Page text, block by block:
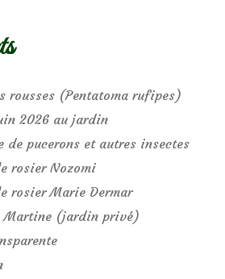
rousses (Pentatoma rufipes)
2026 au jardin
de pucerons et autres insectes
rosier Nozomi
rosier Marie Dermar
Martine (jardin privé)